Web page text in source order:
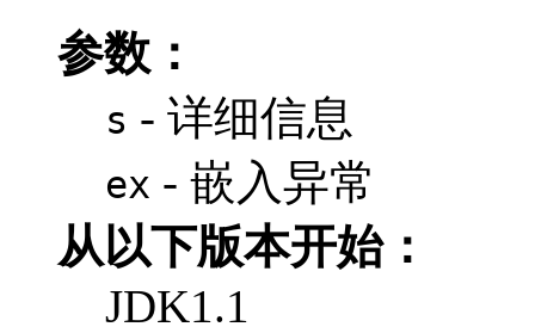
参数：
s - 详细信息
ex - 嵌入异常
从以下版本开始：
JDK1.1